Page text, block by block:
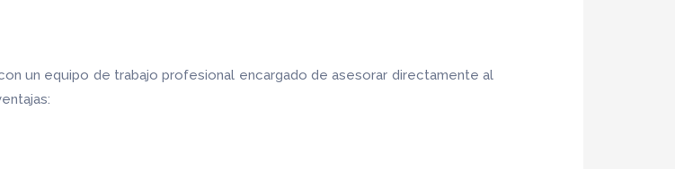
un equipo de trabajo profesional encargado de asesorar directamente al